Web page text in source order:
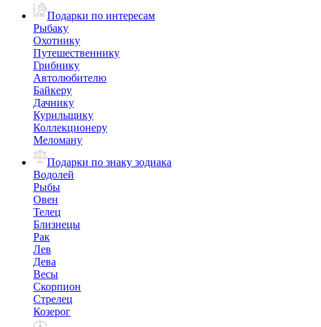
Подарки по интересам
Рыбаку
Охотнику
Путешественнику
Грибнику
Автолюбителю
Байкеру
Дачнику
Курильщику
Коллекционеру
Меломану
Подарки по знаку зодиака
Водолей
Рыбы
Овен
Телец
Близнецы
Рак
Лев
Дева
Весы
Скорпион
Стрелец
Козерог